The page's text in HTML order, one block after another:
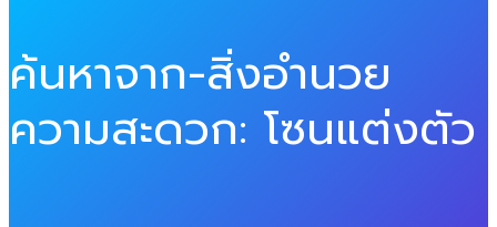
ค้นหาจาก-สิ่งอำนวย
ความสะดวก: โซนแต่งตัว